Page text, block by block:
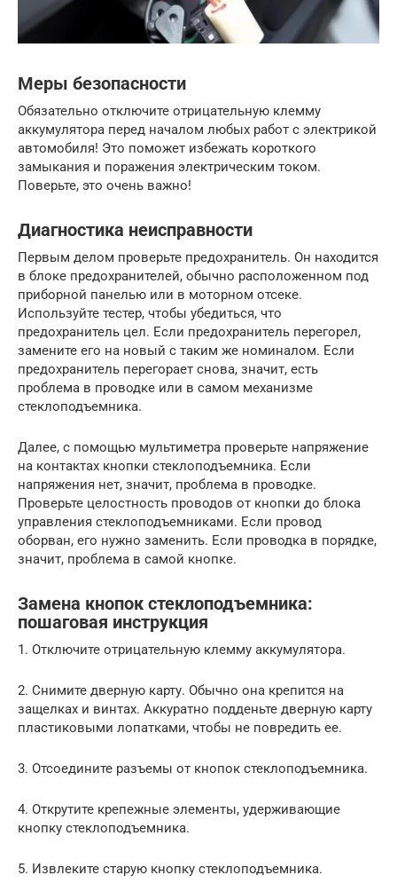
Меры безопасности
Обязательно отключите отрицательную клемму
аккумулятора перед началом любых работ с электрикой
автомобиля! Это поможет избежать короткого
замыкания и поражения электрическим током.
Поверьте, это очень важно!
Диагностика неисправности
Первым делом проверьте предохранитель. Он находится
в блоке предохранителей, обычно расположенном под
приборной панелью или в моторном отсеке.
Используйте тестер, чтобы убедиться, что
предохранитель цел. Если предохранитель перегорел,
замените его на новый с таким же номиналом. Если
предохранитель перегорает снова, значит, есть
проблема в проводке или в самом механизме
стеклоподъемника.
Далее, с помощью мультиметра проверьте напряжение
на контактах кнопки стеклоподъемника. Если
напряжения нет, значит, проблема в проводке.
Проверьте целостность проводов от кнопки до блока
управления стеклоподъемниками. Если провод
оборван, его нужно заменить. Если проводка в порядке,
значит, проблема в самой кнопке.
Замена кнопок стеклоподъемника:
пошаговая инструкция
1. Отключите отрицательную клемму аккумулятора.
2. Снимите дверную карту. Обычно она крепится на
защелках и винтах. Аккуратно подденьте дверную карту
пластиковыми лопатками, чтобы не повредить ее.
3. Отсоедините разъемы от кнопок стеклоподъемника.
4. Открутите крепежные элементы, удерживающие
кнопку стеклоподъемника.
5. Извлеките старую кнопку стеклоподъемника.